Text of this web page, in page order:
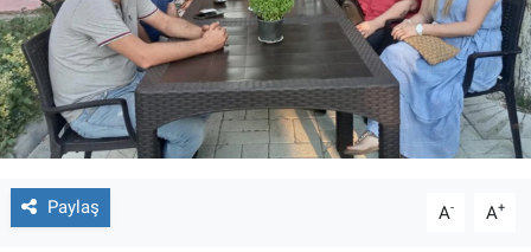
Paylaş A- A+